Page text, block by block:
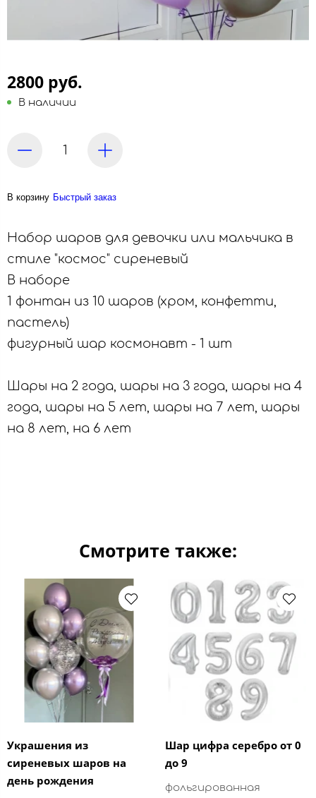
2800 руб.
В наличии
В корзину Быстрый заказ
Набор шаров для девочки или мальчика в
стиле "космос" сиреневый
В наборе
1 фонтан из 10 шаров (хром, конфетти,
пастель)
фигурный шар космонавт - 1 шт
Шары на 2 года, шары на 3 года, шары на 4
года, шары на 5 лет, шары на 7 лет, шары
на 8 лет, на 6 лет
Смотрите также:
Украшения из
сиреневых шаров на
день рождения
Шар цифра серебро от 0
до 9
фольгированная